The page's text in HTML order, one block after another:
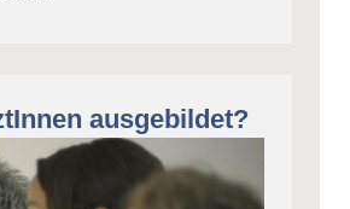
ausgebildet?